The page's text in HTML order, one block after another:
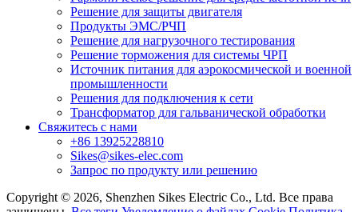
Решение для защиты двигателя
Продукты ЭМС/РЧП
Решение для нагрузочного тестирования
Решение торможения для системы ЧРП
Источник питания для аэрокосмической и военной
промышленности
Решения для подключения к сети
Трансформатор для гальванической обработки
Свяжитесь с нами
+86 13925228810
Sikes@sikes-elec.com
Запрос по продукту или решению
Copyright © 2026, Shenzhen Sikes Electric Co., Ltd. Все права